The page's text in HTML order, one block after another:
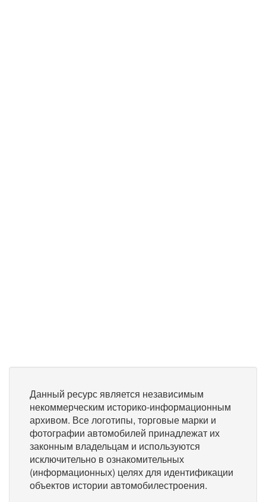
Данный ресурс является независимым
некоммерческим историко-информационным
архивом. Все логотипы, торговые марки и
фотографии автомобилей принадлежат их
законным владельцам и используются
исключительно в ознакомительных
(информационных) целях для идентификации
объектов истории автомобилестроения.